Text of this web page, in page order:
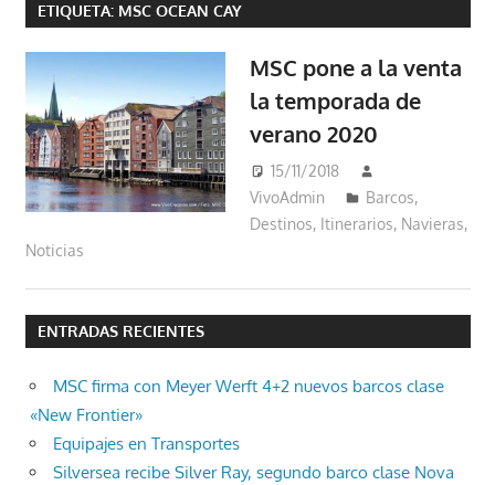
cruceros
como
los
vivo,
los
cuento
ETIQUETA: MSC OCEAN CAY
MSC pone a la venta
la temporada de
verano 2020
15/11/2018
VivoAdmin
Barcos,
Destinos, Itinerarios, Navieras,
Noticias
ENTRADAS RECIENTES
MSC firma con Meyer Werft 4+2 nuevos barcos clase
«New Frontier»
Equipajes en Transportes
Silversea recibe Silver Ray, segundo barco clase Nova